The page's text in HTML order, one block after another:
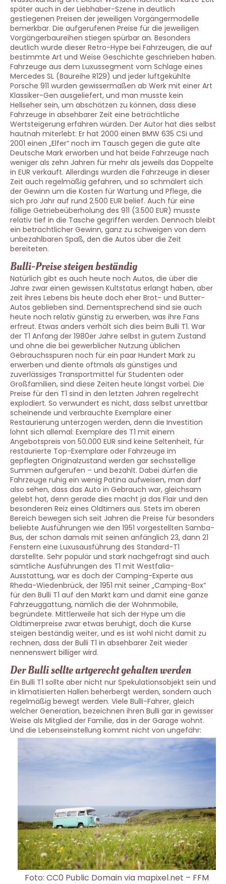
später auch in der Liebhaber-Szene in deutlich
gestiegenen Preisen der jeweiligen Vorgängermodelle
bemerkbar. Die aufgerufenen Preise für die jeweiligen
Vorgängerbaureihen stiegen spürbar an. Besonders
deutlich wurde dieser Retro-Hype bei Fahrzeugen, die auf
bestimmte Art und Weise Geschichte geschrieben haben.
Fahrzeuge aus dem Luxussegment vom Schlage eines
Mercedes SL (Baureihe R129) und jeder luftgekühlte
Porsche 911 wurden gewissermaßen ab Werk mit einer Art
Klassiker-Gen ausgeliefert, und man musste kein
Hellseher sein, um abschätzen zu können, dass diese
Fahrzeuge in absehbarer Zeit eine beträchtliche
Wertsteigerung erfahren würden. Der Autor hat dies selbst
hautnah miterlebt: Er hat 2000 einen BMW 635 CSi und
2001 einen „Elfer“ noch im Tausch gegen die gute alte
Deutsche Mark erworben und hat beide Fahrzeuge nach
weniger als zehn Jahren für mehr als jeweils das Doppelte
in EUR verkauft. Allerdings wurden die Fahrzeuge in dieser
Zeit auch regelmäßig gefahren, und so schmälert sich
der Gewinn um die Kosten für Wartung und Pflege, die
sich pro Jahr auf rund 2.500 EUR belief. Auch für eine
fällige Getriebeüberholung des 911 (3.500 EUR) musste
relativ tief in die Tasche gegriffen werden. Dennoch bleibt
ein beträchtlicher Gewinn, ganz zu schweigen von dem
unbezahlbaren Spaß, den die Autos über die Zeit
bereiteten.
Bulli-Preise steigen beständig
Natürlich gibt es auch heute noch Autos, die über die
Jahre zwar einen gewissen Kultstatus erlangt haben, aber
zeit ihres Lebens bis heute doch eher Brot- und Butter-
Autos geblieben sind. Dementsprechend sind sie auch
heute noch relativ günstig zu erwerben, was ihre Fans
erfreut. Etwas anders verhält sich dies beim Bulli T1. War
der T1 Anfang der 1980er Jahre selbst in gutem Zustand
und ohne die bei gewerblicher Nutzung üblichen
Gebrauchsspuren noch für ein paar Hundert Mark zu
erwerben und diente oftmals als günstiges und
zuverlässiges Transportmittel für Studenten oder
Großfamilien, sind diese Zeiten heute längst vorbei. Die
Preise für den T1 sind in den letzten Jahren regelrecht
explodiert. So verwundert es nicht, dass selbst unrettbar
scheinende und verbrauchte Exemplare einer
Restaurierung unterzogen werden, denn die Investition
lohnt sich allemal: Exemplare des T1 mit einem
Angebotspreis von 50.000 EUR sind keine Seltenheit, für
restaurierte Top-Exemplare oder Fahrzeuge im
gepflegten Originalzustand werden gar sechsstellige
Summen aufgerufen – und bezahlt. Dabei dürfen die
Fahrzeuge ruhig ein wenig Patina aufweisen, man darf
also sehen, dass das Auto in Gebrauch war, gleichsam
gelebt hat, denn gerade dies macht ja das Flair und den
besonderen Reiz eines Oldtimers aus. Stets im oberen
Bereich bewegen sich seit Jahren die Preise für besonders
beliebte Ausführungen wie den 1951 vorgestellten Samba-
Bus, der schon damals mit seinen anfänglich 23, dann 21
Fenstern eine Luxusausführung des Standard-T1
darstellte. Sehr populär und stark nachgefragt sind auch
sämtliche Ausführungen des T1 mit Westfalia-
Ausstattung, war es doch der Camping-Experte aus
Rheda-Wiedenbrück, der 1951 mit seiner „Camping-Box“
für den Bulli T1 auf den Markt kam und damit eine ganze
Fahrzeuggattung, nämlich die der Wohnmobile,
begründete. Mittlerweile hat sich der Hype um die
Oldtimerpreise zwar etwas beruhigt, doch die Kurse
steigen beständig weiter, und es ist wohl nicht damit zu
rechnen, dass der Bulli T1 in absehbarer Zeit wieder
nennenswert billiger wird.
Der Bulli sollte artgerecht gehalten werden
Ein Bulli T1 sollte aber nicht nur Spekulationsobjekt sein und
in klimatisierten Hallen beherbergt werden, sondern auch
regelmäßig bewegt werden. Viele Bulli-Fahrer, gleich
welcher Generation, bezeichnen ihren Bulli gar in gewisser
Weise als Mitglied der Familie, das in der Garage wohnt.
Und die Lebenseinstellung kommt nicht von ungefähr:
Foto: CC0 Public Domainvia mapixel.net – FFM